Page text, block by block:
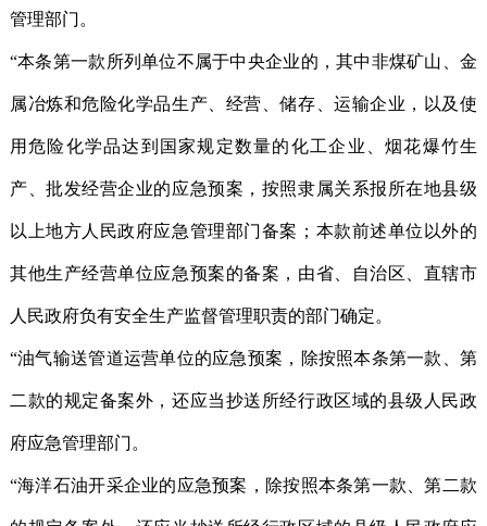
管理部门。
“本条第一款所列单位不属于中央企业的，其中非煤矿山、金
属冶炼和危险化学品生产、经营、储存、运输企业，以及使
用危险化学品达到国家规定数量的化工企业、烟花爆竹生
产、批发经营企业的应急预案，按照隶属关系报所在地县级
以上地方人民政府应急管理部门备案；本款前述单位以外的
其他生产经营单位应急预案的备案，由省、自治区、直辖市
人民政府负有安全生产监督管理职责的部门确定。
“油气输送管道运营单位的应急预案，除按照本条第一款、第
二款的规定备案外，还应当抄送所经行政区域的县级人民政
府应急管理部门。
“海洋石油开采企业的应急预案，除按照本条第一款、第二款